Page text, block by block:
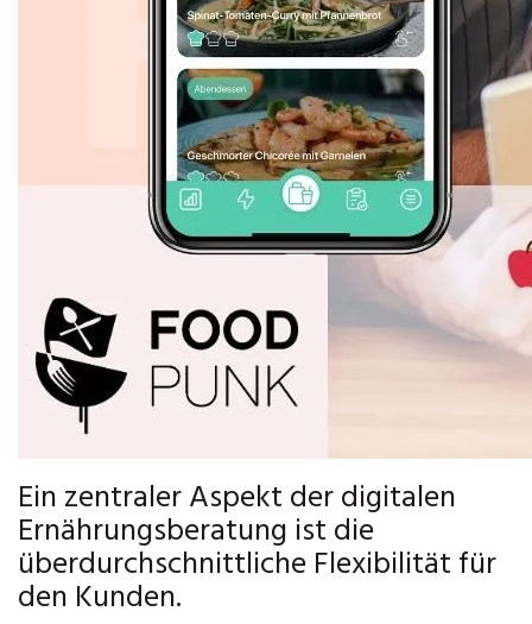
Ein zentraler Aspekt der digitalen
Ernährungsberatung ist die
überdurchschnittliche Flexibilität für
den Kunden.